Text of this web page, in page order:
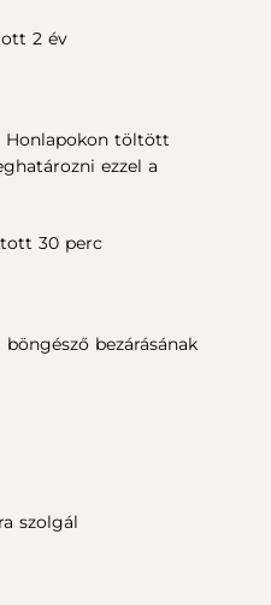
2 év
Honlapokon töltött
ezzel a
30 perc
bezárásának
szolgál